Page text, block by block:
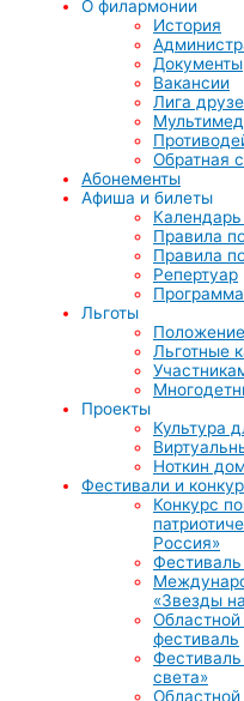
О филармонии
История
Документы
Вакансии
Лига
Обратная
Абонементы
Афиша и билеты
Правила
Правила
Репертуар
Льготы
Льготные
Проекты
Культура
Ноткин
Фестивали и
Конкурс
Россия»
«Звезды
фестиваль
света»
Областной